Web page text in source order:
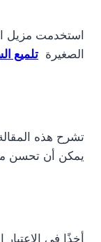
استخدمت مزيل
الصغيرة تلميع
تشرح هذه
يمكن أن تحسن
أخذًا في الاعتبار